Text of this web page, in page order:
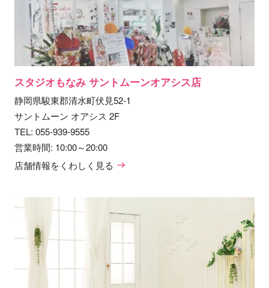
スタジオもなみ サントムーンオアシス店
静岡県駿東郡清水町伏見52-1
サントムーン オアシス 2F
TEL: 055-939-9555
営業時間: 10:00～20:00
店舗情報をくわしく見る